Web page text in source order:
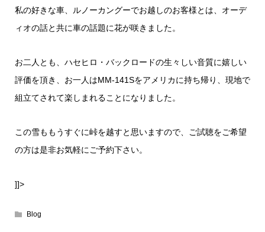
私の好きな車、ルノーカングーでお越しのお客様とは、オーデ
ィオの話と共に車の話題に花が咲きました。
お二人とも、ハセヒロ・バックロードの生々しい音質に嬉しい
評価を頂き、お一人はMM-141Sをアメリカに持ち帰り、現地で
組立てされて楽しまれることになりました。
この雪ももうすぐに峠を越すと思いますので、ご試聴をご希望
の方は是非お気軽にご予約下さい。
]]>
Blog